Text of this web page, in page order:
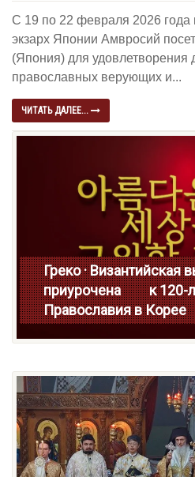
С 19 по 22 февраля 2026 года
экзарх Японии Амвросий
(Япония) для удовлетворения
православных верующих и...
ЧИТАТЬ ДАЛЕЕ...
Греко · Византийская
приурочена к 120-
Православия в Корее
Read more